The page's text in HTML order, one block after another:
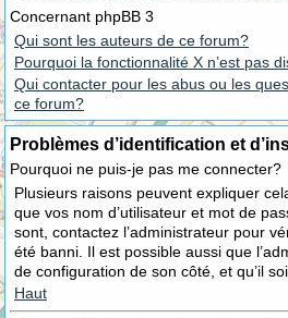
Concernant phpBB 3
Qui sont les auteurs de ce forum?
Pourquoi la fonctionnalité X n’est pas
Qui contacter pour les abus ou les
ce forum?
Problèmes d’identification et
Pourquoi ne puis-je pas me connecter?
Plusieurs raisons peuvent expliquer
que vos nom d’utilisateur et mot de
sont, contactez l’administrateur pour
été banni. Il est possible aussi que
de configuration de son côté, et qu’il
Haut